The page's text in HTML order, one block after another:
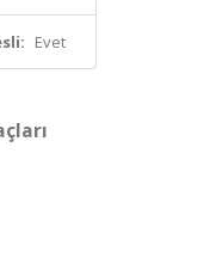
Evet